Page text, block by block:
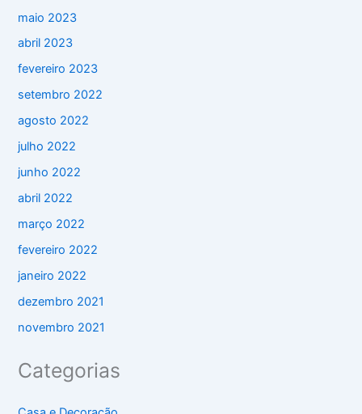
maio 2023
abril 2023
fevereiro 2023
setembro 2022
agosto 2022
julho 2022
junho 2022
abril 2022
março 2022
fevereiro 2022
janeiro 2022
dezembro 2021
novembro 2021
Categorias